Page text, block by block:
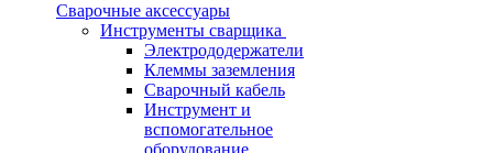
Сварочные аксессуары
Инструменты сварщика
Электрододержатели
Клеммы заземления
Сварочный кабель
Инструмент и
вспомогательное
оборудование